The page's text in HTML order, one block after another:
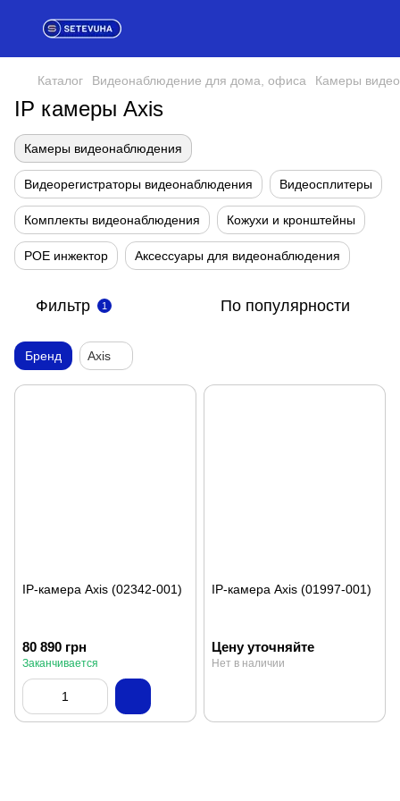
Каталог Видеонаблюдение для дома, офиса Камеры
IP камеры Axis
Камеры видеонаблюдения
Видеорегистраторы видеонаблюдения Видеосплитеры
Комплекты видеонаблюдения Кожухи и кронштейны
POE инжектор Аксессуары для видеонаблюдения
Фильтр 1 По популярности
Бренд Axis
IP-камера Axis (02342-001)
80 890 грн
Заканчивается
IP-камера Axis (01997-001)
Цену уточняйте
Нет в наличии